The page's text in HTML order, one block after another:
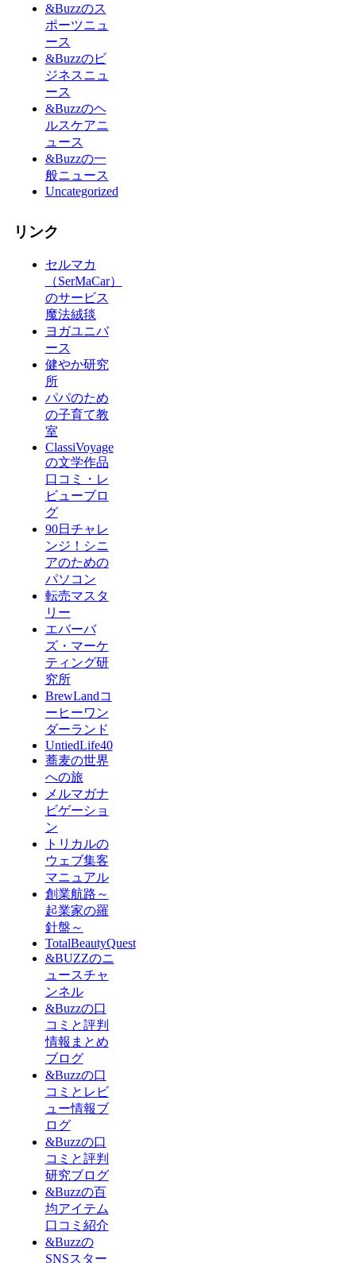
&Buzzのス
ポーツニュ
ース
&Buzzのビ
ジネスニュ
ース
&Buzzのヘ
ルスケアニ
ュース
&Buzzの一
般ニュース
Uncategorized
リンク
セルマカ
（SerMaCar）
のサービス
魔法絨毯
ヨガユニバ
ース
健やか研究
所
パパのため
の子育て教
室
ClassiVoyage
の文学作品
口コミ・レ
ビューブロ
グ
90日チャレ
ンジ！シニ
アのための
パソコン
転売マスタ
リー
エバーバ
ズ・マーケ
ティング研
究所
BrewLandコ
ーヒーワン
ダーランド
UntiedLife40
蕎麦の世界
への旅
メルマガナ
ビゲーショ
ン
トリカルの
ウェブ集客
マニュアル
創業航路～
起業家の羅
針盤～
TotalBeautyQuest
&BUZZのニ
ュースチャ
ンネル
&Buzzの口
コミと評判
情報まとめ
ブログ
&Buzzの口
コミとレビ
ュー情報ブ
ログ
&Buzzの口
コミと評判
研究ブログ
&Buzzの百
均アイテム
口コミ紹介
&Buzzの
SNSスター